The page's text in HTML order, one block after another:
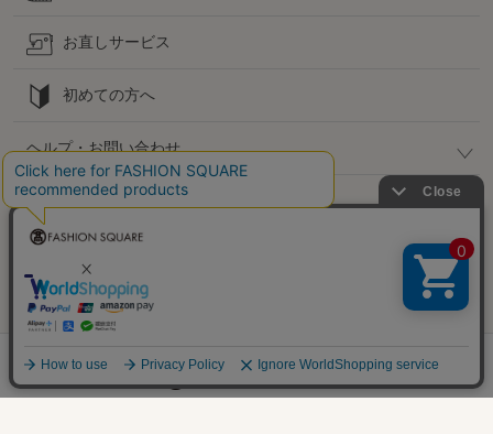
お直しサービス
初めての方へ
ヘルプ・お問い合わせ
高島屋でのお買い物
企業情報 / 規約 / 採用情報